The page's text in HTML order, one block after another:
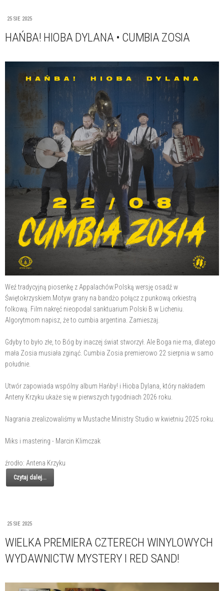
25 SIE 2025
HAŃBA! HIOBA DYLANA • CUMBIA ZOSIA
Weź tradycyjną piosenkę z Appalachów.Polską wersję osadź w
Świętokrzyskiem.Motyw grany na bandżo połącz z punkową orkiestrą
folkową. Film nakręć nieopodal sanktuarium Polski B w Licheniu.
Algorytmom napisz, że to cumbia argentina. Zamieszaj.
Gdyby to było złe, to Bóg by inaczej świat stworzył. Ale Boga nie ma, dlatego
mała Zosia musiała zginąć. Cumbia Zosia premierowo 22 sierpnia w samo
południe.
Utwór zapowiada wspólny album Hańby! i Hioba Dylana, który nakładem
Anteny Krzyku ukaże się w pierwszych tygodniach 2026 roku.
Nagrania zrealizowaliśmy w Mustache Ministry Studio w kwietniu 2025 roku.
Miks i mastering - Marcin Klimczak
źrodło: Antena Krzyku
Czytaj dalej...
25 SIE 2025
WIELKA PREMIERA CZTERECH WINYLOWYCH
WYDAWNICTW MYSTERY I RED SAND!